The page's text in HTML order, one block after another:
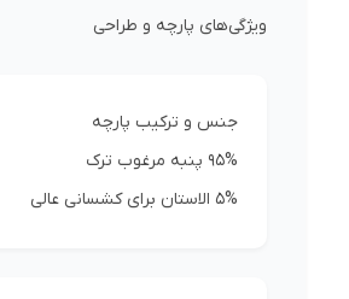
ویژگی‌های پارچه و طراحی
جنس و ترکیب پارچه
95% پنبه مرغوب ترک
5% الاستان برای کشسانی عالی